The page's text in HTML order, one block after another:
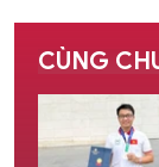
CÙNG